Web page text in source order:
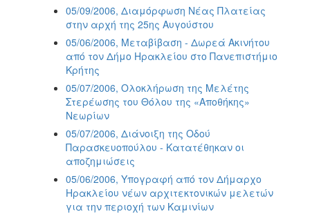
05/09/2006, Διαμόρφωση Νέας Πλατείας
στην αρχή της 25ης Αυγούστου
05/06/2006, Μεταβίβαση - Δωρεά Ακινήτου
από τον Δήμο Ηρακλείου στο Πανεπιστήμιο
Κρήτης
05/07/2006, Ολοκλήρωση της Μελέτης
Στερέωσης του Θόλου της «Αποθήκης»
Νεωρίων
05/07/2006, Διάνοιξη της Οδού
Παρασκευοπούλου - Κατατέθηκαν οι
αποζημιώσεις
05/06/2006, Υπογραφή από τον Δήμαρχο
Ηρακλείου νέων αρχιτεκτονικών μελετών
για την περιοχή των Καμινίων